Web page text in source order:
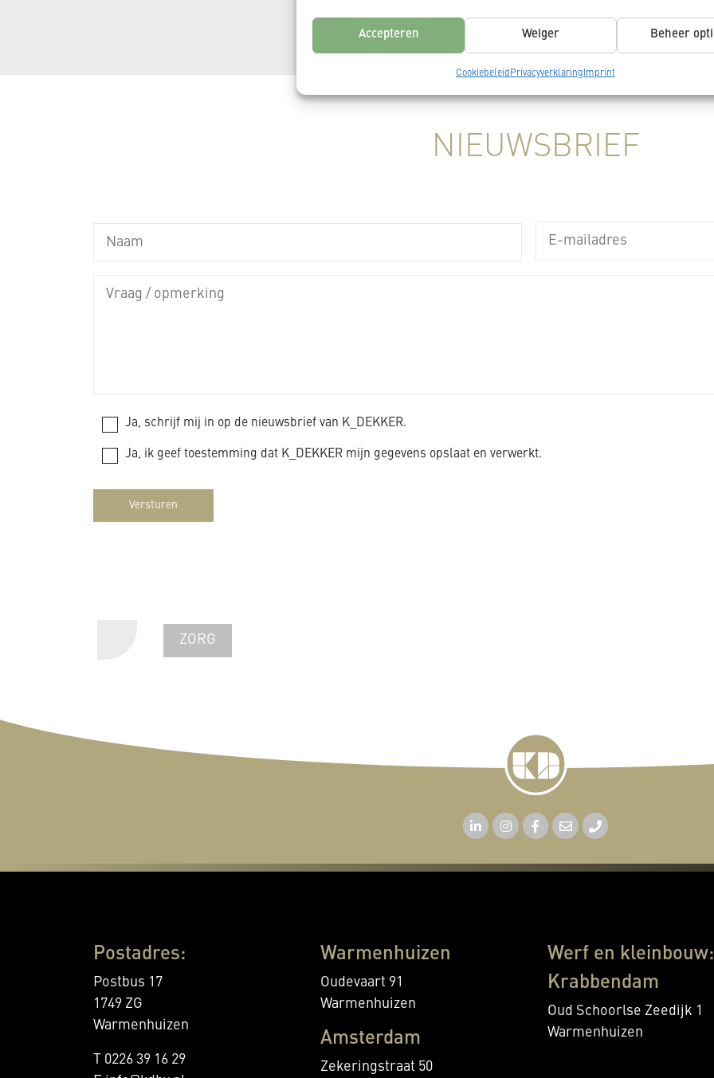
Verschillende apparaten linken, Apparaten identificeren op basis van automatisch
verzonden informatie.
Zorg dragen voor beveiliging, fraude voorkomen en detecteren en
fouten opsporen, Advertenties en content leveren en tonen,
Accepteren Weiger Beheer
Cookiebeleid Privacyverklaring Imprint
_LEES MEER
NIEUWSBRIEF
Ja, schrijf mij in op de nieuwsbrief van K_DEKKER.
Ja, ik geef toestemming dat K_DEKKER mijn gegevens opslaat en verwerkt.
Versturen
ZORG
Postadres:
Postbus 17
1749 ZG
Warmenhuizen
T 0226 39 16 29
Warmenhuizen
Oudevaart 91
Warmenhuizen
Amsterdam
Zekeringstraat 50
Werf en kleinbouw:
Krabbendam
Oud Schoorlse Zeedijk 1
Warmenhuizen